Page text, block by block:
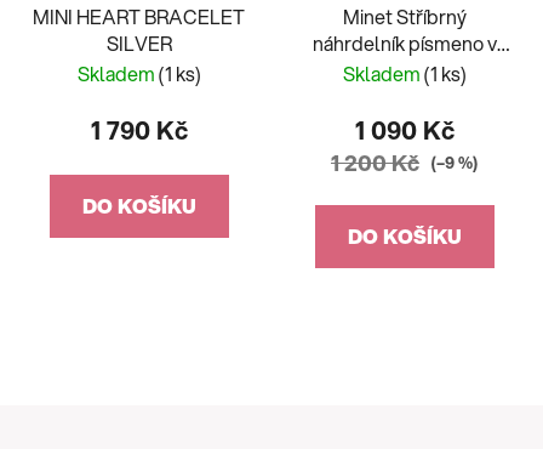
MINI HEART BRACELET
SILVER
Skladem(1 ks)
1 790 Kč
DO KOŠÍKU
Minet Stříbrný
náhrdelník písmeno v
srdíčku "P" se zirkony
Skladem(1 ks)
1 090 Kč
1 200 Kč (–9 %)
DO KOŠÍKU